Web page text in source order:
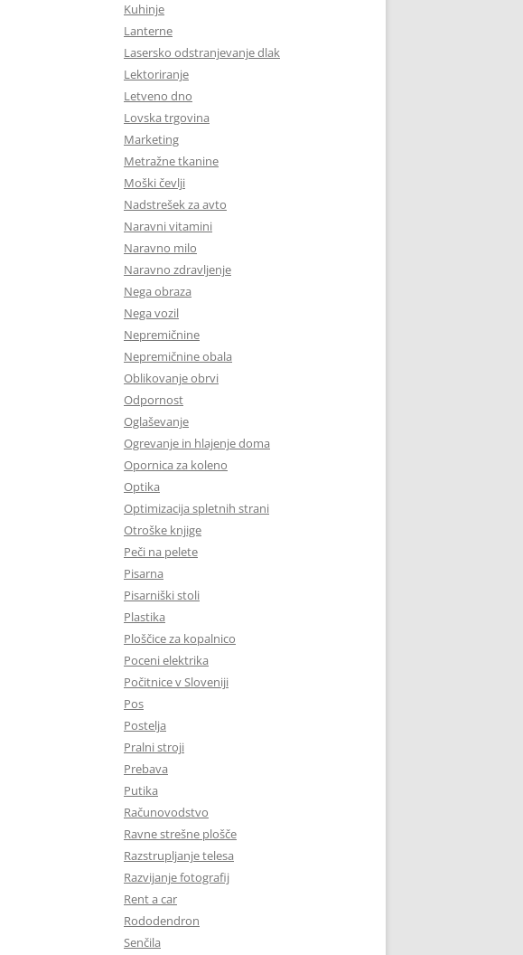
Kuhinje
Lanterne
Lasersko odstranjevanje dlak
Lektoriranje
Letveno dno
Lovska trgovina
Marketing
Metražne tkanine
Moški čevlji
Nadstrešek za avto
Naravni vitamini
Naravno milo
Naravno zdravljenje
Nega obraza
Nega vozil
Nepremičnine
Nepremičnine obala
Oblikovanje obrvi
Odpornost
Oglaševanje
Ogrevanje in hlajenje doma
Opornica za koleno
Optika
Optimizacija spletnih strani
Otroške knjige
Peči na pelete
Pisarna
Pisarniški stoli
Plastika
Ploščice za kopalnico
Poceni elektrika
Počitnice v Sloveniji
Pos
Postelja
Pralni stroji
Prebava
Putika
Računovodstvo
Ravne strešne plošče
Razstrupljanje telesa
Razvijanje fotografij
Rent a car
Rododendron
Senčila